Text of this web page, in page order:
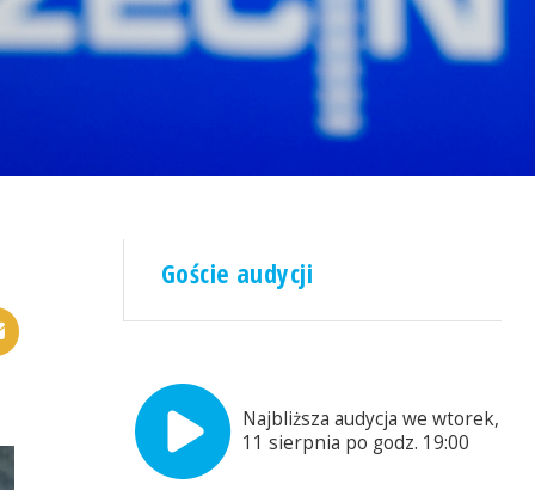
Goście audycji
Najbliższa audycja we wtorek,
11 sierpnia po godz. 19:00